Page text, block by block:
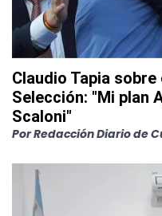
Claudio Tapia
Selección: "Mi plan
Scaloni"
PorRedacción Diario de